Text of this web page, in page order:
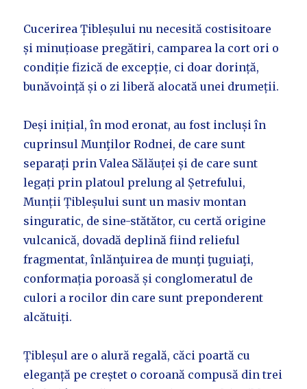
Cucerirea Țibleșului nu necesită costisitoare
și minuțioase pregătiri, camparea la cort ori o
condiție fizică de excepție, ci doar dorință,
bunăvoință și o zi liberă alocată unei drumeții.
Deși inițial, în mod eronat, au fost incluși în
cuprinsul Munţilor Rodnei, de care sunt
separați prin Valea Sălăuței și de care sunt
legați prin platoul prelung al Șetrefului,
Munții Țibleșului sunt un masiv montan
singuratic, de sine-stătător, cu certă origine
vulcanică, dovadă deplină fiind relieful
fragmentat, înlănţuirea de munţi ţuguiaţi,
conformația poroasă și conglomeratul de
culori a rocilor din care sunt preponderent
alcătuiți.
Țibleșul are o alură regală, căci poartă cu
eleganță pe creștet o coroană compusă din trei